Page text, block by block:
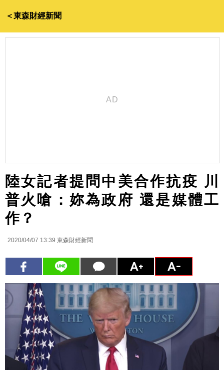
＜東森財經新聞
陸女記者提問中美合作抗疫 川
普火嗆：妳為政府 還是媒體工
作？
2020/04/07 13:39 東森財經新聞